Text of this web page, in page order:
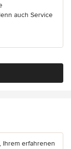
auch Service
Ihrem erfahrenen